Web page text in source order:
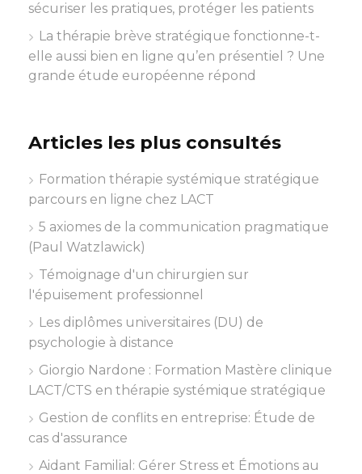
sécuriser les pratiques, protéger les patients
La thérapie brève stratégique fonctionne-t-
elle aussi bien en ligne qu’en présentiel ? Une
grande étude européenne répond
Articles les plus consultés
Formation thérapie systémique stratégique
parcours en ligne chez LACT
5 axiomes de la communication pragmatique
(Paul Watzlawick)
Témoignage d'un chirurgien sur
l'épuisement professionnel
Les diplômes universitaires (DU) de
psychologie à distance
Giorgio Nardone : Formation Mastère clinique
LACT/CTS en thérapie systémique stratégique
Gestion de conflits en entreprise: Étude de
cas d'assurance
Aidant Familial: Gérer Stress et Émotions au